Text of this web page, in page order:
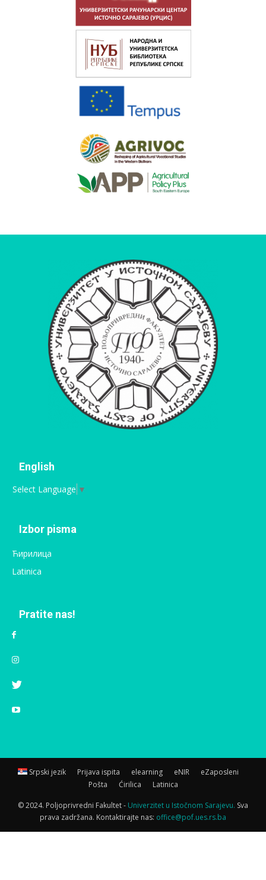
English
Select Language ▼
Izbor pisma
Ћирилица
Latinica
Pratite nas!
Srpski jezik Prijava ispita elearning eNIR
eZaposleni
Pošta
Ćirilica Latinica
© 2024. Poljoprivredni Fakultet - Univerzitet u Istočnom Sarajevu. Sva
prava zadržana. Kontaktirajte nas: office@pof.ues.rs.ba